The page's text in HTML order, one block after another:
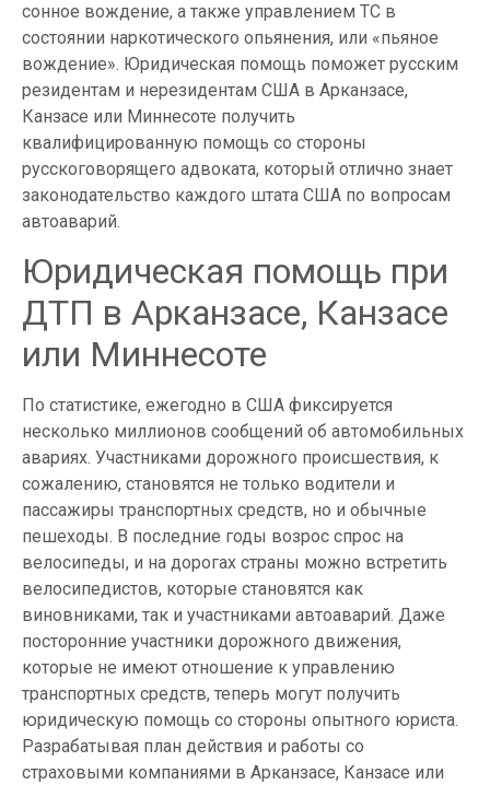
сонное вождение, а также управлением ТС в
состоянии наркотического опьянения, или «пьяное
вождение». Юридическая помощь поможет русским
резидентам и нерезидентам США в Арканзасе,
Канзасе или Миннесоте получить
квалифицированную помощь со стороны
русскоговорящего адвоката, который отлично знает
законодательство каждого штата США по вопросам
автоаварий.
Юридическая помощь при
ДТП в Арканзасе, Канзасе
или Миннесоте
По статистике, ежегодно в США фиксируется
несколько миллионов сообщений об автомобильных
авариях. Участниками дорожного происшествия, к
сожалению, становятся не только водители и
пассажиры транспортных средств, но и обычные
пешеходы. В последние годы возрос спрос на
велосипеды, и на дорогах страны можно встретить
велосипедистов, которые становятся как
виновниками, так и участниками автоаварий. Даже
посторонние участники дорожного движения,
которые не имеют отношение к управлению
транспортных средств, теперь могут получить
юридическую помощь со стороны опытного юриста.
Разрабатывая план действия и работы со
страховыми компаниями в Арканзасе, Канзасе или